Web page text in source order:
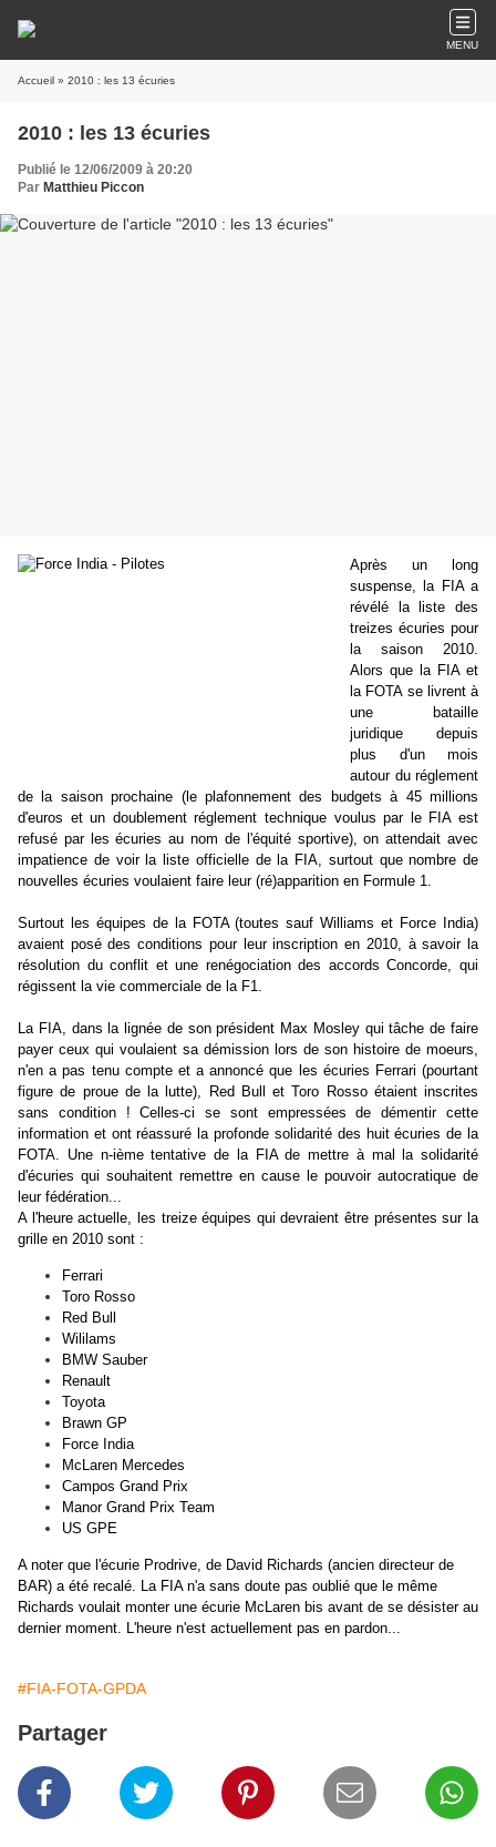
MENU
Accueil » 2010 : les 13 écuries
2010 : les 13 écuries
Publié le 12/06/2009 à 20:20
Par Matthieu Piccon
Après un long
suspense, la FIA a
révélé la liste des
treizes écuries pour
la saison 2010.
Alors que la FIA et
la FOTA se livrent à
une bataille
juridique depuis
plus d'un mois
autour du réglement
de la saison prochaine (le plafonnement des budgets à 45 millions
d'euros et un doublement réglement technique voulus par le FIA est
refusé par les écuries au nom de l'équité sportive), on attendait avec
impatience de voir la liste officielle de la FIA, surtout que nombre de
nouvelles écuries voulaient faire leur (ré)apparition en Formule 1.
Surtout les équipes de la FOTA (toutes sauf Williams et Force India)
avaient posé des conditions pour leur inscription en 2010, à savoir la
résolution du conflit et une renégociation des accords Concorde, qui
régissent la vie commerciale de la F1.
La FIA, dans la lignée de son président Max Mosley qui tâche de faire
payer ceux qui voulaient sa démission lors de son histoire de moeurs,
n'en a pas tenu compte et a annoncé que les écuries Ferrari (pourtant
figure de proue de la lutte), Red Bull et Toro Rosso étaient inscrites
sans condition ! Celles-ci se sont empressées de démentir cette
information et ont réassuré la profonde solidarité des huit écuries de la
FOTA. Une n-ième tentative de la FIA de mettre à mal la solidarité
d'écuries qui souhaitent remettre en cause le pouvoir autocratique de
leur fédération...
A l'heure actuelle, les treize équipes qui devraient être présentes sur la
grille en 2010 sont :
Ferrari
Toro Rosso
Red Bull
Wililams
BMW Sauber
Renault
Toyota
Brawn GP
Force India
McLaren Mercedes
Campos Grand Prix
Manor Grand Prix Team
US GPE
A noter que l'écurie Prodrive, de David Richards (ancien directeur de
BAR) a été recalé. La FIA n'a sans doute pas oublié que le même
Richards voulait monter une écurie McLaren bis avant de se désister au
dernier moment. L'heure n'est actuellement pas en pardon...
#FIA-FOTA-GPDA
Partager